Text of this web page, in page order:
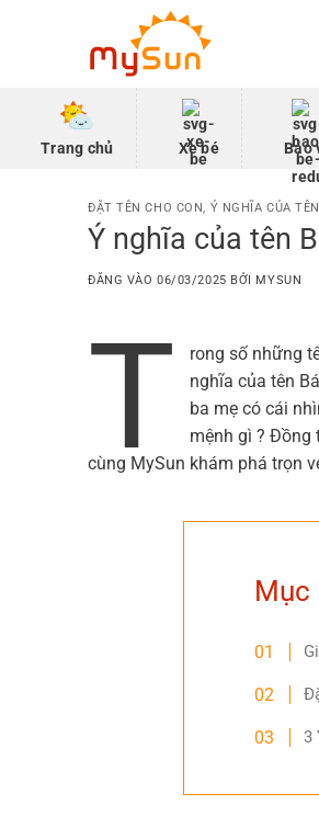
Trang chủ Xe bé Bảo
ĐẶT TÊN CHO CON, Ý NGHĨA CỦA
Ý nghĩa của tên
ĐĂNG VÀO06/03/2025 BỞI MYSUN
T
rong số những
nghĩa của tên
ba mẹ có cái
mệnh gì ? Đồng
cùng MySun khám phá trọn
Mục
3